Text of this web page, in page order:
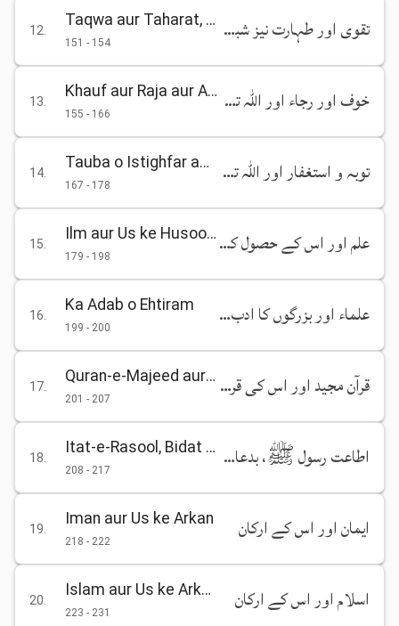
12
Taqwa aur Taharat, Nez Shubhat se Ijtinab
151 - 154 تقوی اور طہارت نیز شبہات سے اجتناب
13
Khauf aur Raja aur Allah Talah ki Khashiyat
155 - 166 خوف اور رجاء اور اللہ تعالیٰ کی خشیت
14
Tauba o Istighfar aur Allah Talah ke Bare mein Husn-e-Zann
167 - 178 توبہ و استغفار اور اللہ تعالیٰ کے بارہ میں حسن ظن
15
Ilm aur Us ke Husool ki Targhib
179 - 198 علم اور اس کے حصول کی ترغیب
16
Ka Adab o Ehtiram
199 - 200 علماء اور بزرگوں کا ادب و احترام
17
Quran-e-Majeed aur Us ki Qirat
201 - 207 قرآن مجید اور اس کی قراءت
18
Itat-e-Rasool, Bidat aur Kasrat-e-Sawal se Ijtinab
208 - 217 اطاعت رسول ﷺ، بدعات اور کثرت سوال سے اجتناب
19
Iman aur Us ke Arkan
218 - 222 ایمان اور اس کے ارکان
20
Islam aur Us ke Arkan
223 - 231 اسلام اور اس کے ارکان